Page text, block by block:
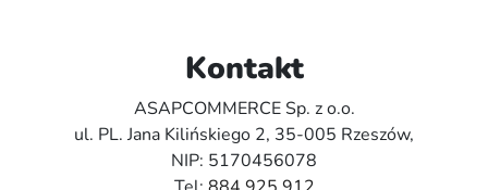
Kontakt
ASAPCOMMERCE Sp. z o.o.
ul. PL. Jana Kilińskiego 2, 35-005 Rzeszów,
NIP: 5170456078